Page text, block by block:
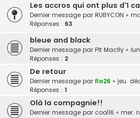
Les accros qui ont plus d'1
Dernier message par RUBYCON «
Réponses : 63
bleue and black
Dernier message par Pit Macfly «
Réponses : 2
De retour
Dernier message par flo26 « jeu.
Réponses : 1
Olà la compagnie!!
Dernier message par cool16 « mer.